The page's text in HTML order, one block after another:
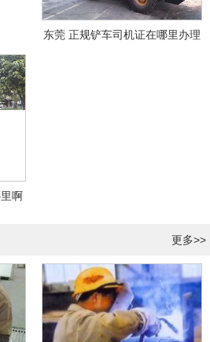
东莞 正规铲车司机证在哪里办理
啊
更多>>